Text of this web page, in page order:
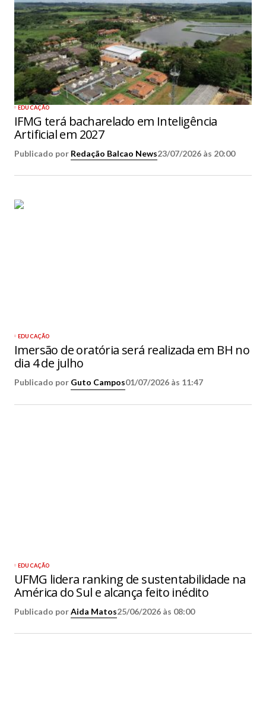
EDUCAÇÃO
IFMG terá bacharelado em Inteligência
Artificial em 2027
Publicado por Redação Balcao News23/07/2026 às 20:00
EDUCAÇÃO
Imersão de oratória será realizada em BH no
dia 4 de julho
Publicado por Guto Campos01/07/2026 às 11:47
EDUCAÇÃO
UFMG lidera ranking de sustentabilidade na
América do Sul e alcança feito inédito
Publicado porAida Matos25/06/2026 às 08:00